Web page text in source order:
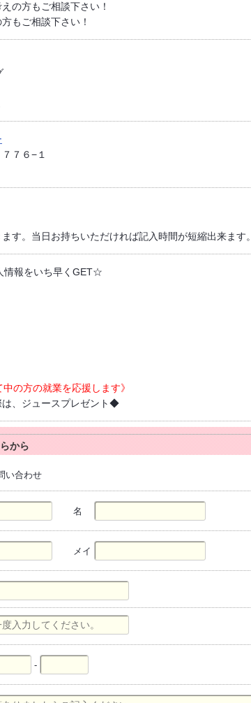
の方もご相談下さい！
もご相談下さい！
７６−１
す。当日お持ちいただければ記入時間が短縮出来ます。
情報をいち早くGET☆
中の方の就業を応援します》
、ジュースプレゼント◆
から
い合わせ
名
メイ
-